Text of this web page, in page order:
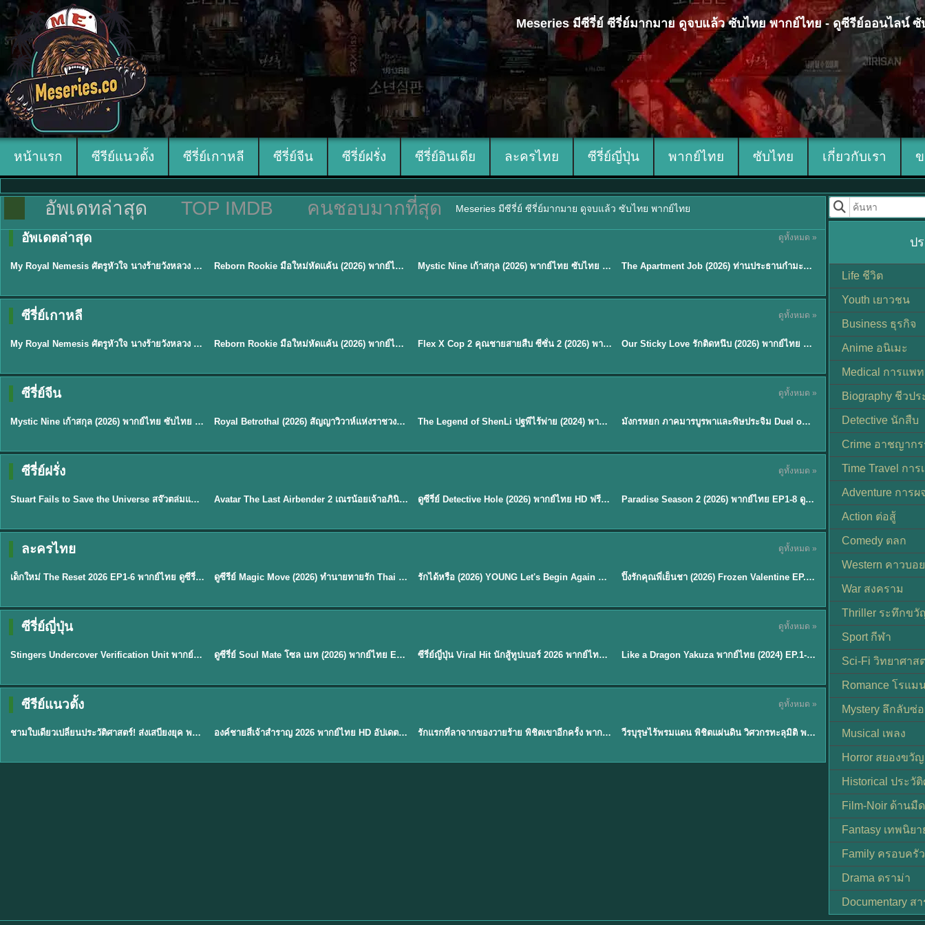
Meseries มีซีรี่ย์ ซีรี่ย์มากมาย ดูจบแล้ว ซับไทย พากย์ไทย - ดูซีรีย์ออนไลน์
หน้าแรก ซีรีย์แนวตั้ง ซีรี่ย์เกาหลี ซีรี่ย์จีน ซีรี่ย์ฝรั่ง ซีรี่ย์อินเดีย ละครไทย ซีรี่ย์ญี่ปุ่น พากย์ไทย ซับไทย เกี่ยวกับเรา
อัพเดทล่าสุด TOP IMDB คนชอบมากที่สุด Meseries มีซีรี่ย์ ซีรี่ย์มากมาย ดูจบแล้ว ซับไทย พากย์ไทย
อัพเดตล่าสุด ดูทั้งหมด »
★ 8.9
ซับไทย
My Royal Nemesis ศัตรูหัวใจ นางร้ายวังหลวง (2026) พากย์ไทย ซับไทย EP.1-14 ★8.1 Reborn Rookie มือใหม่หัดแค้น (2026) พากย์ไทย ซับไทย EP.1-12 ★9 Mystic Nine เก้าสกุล (2026) พากย์ไทย ซับไทย EP.1-30 ★5.3 The Apartment Job (2026) ท่านประธานกำมะลอ พากย์ไทย ซับไทย EP1-12
ซีรี่ย์เกาหลี ดูทั้งหมด »
★ 8.9
ซับไทย
My Royal Nemesis ศัตรูหัวใจ นางร้ายวังหลวง (2026) พากย์ไทย ซับไทย EP.1-14 ★8.1 Reborn Rookie มือใหม่หัดแค้น (2026) พากย์ไทย ซับไทย EP.1-12 ★8 Flex X Cop 2 คุณชายสายสืบ ซีซั่น 2 (2026) พากย์ไทย ซับไทย EP.1-14 ★6 Our Sticky Love รักติดหนึบ (2026) พากย์ไทย ซับไทย EP.1-12
ซีรี่ย์จีน ดูทั้งหมด »
★9
พากย์ไทย/ซับไทย
Mystic Nine เก้าสกุล (2026) พากย์ไทย ซับไทย EP.1-30 ★9 Royal Betrothal (2026) สัญญาวิวาห์แห่งราชวงศ์ พากย์ไทย ซับไทย EP1-32 ★8.5 The Legend of ShenLi ปฐพีไร้พ่าย (2024) พากย์ไทย ซับไทย EP.1-39 ★8 มังกรหยก ภาคมารบูรพาและพิษประจิม Duel on Mount Hua พากย์ไทย
ซีรี่ย์ฝรั่ง ดูทั้งหมด »
★9.3
พากย์ไทย
Stuart Fails to Save the Universe สจ๊วตล่มแผนกู้จักรวาล (2026) พากย์ไทย ซับไทย EP.1-10 ★7.8 EP.7Avatar The Last Airbender 2 เณรน้อยเจ้าอภินิหาร พากย์ไทย EP.9ดูซีรี่ย์ Detective Hole (2026) พากย์ไทย HD ฟรี อัปเดตล่าสุด Netflix EP.8Paradise Season 2 (2026) พากย์ไทย EP1-8 ดูซีรี่ย์ฝรั่ง HD ครบทุกตอน
ละครไทย ดูทั้งหมด »
★ 8 EP.6
พากย์ไทย
เด็กใหม่ The Reset 2026 EP1-6 พากย์ไทย ดูซีรี่ย์ Netflix ล่าสุด HD ดูซีรีย์ Magic Move (2026) ทำนายทายรัก Thai EP.1-10 HD รักได้หรือ (2026) YOUNG Let's Begin Again พากย์ไทย EP.1-19 ★8 ปิ๊งรักคุณพี่เย็นชา (2026) Frozen Valentine EP.1-10 (จบ)
ซีรี่ย์ญี่ปุ่น ดูทั้งหมด »
EP.11
พากย์ไทย
Stingers Undercover Verification Unit พากย์ไทย EP1-11 HD ฟรี ★8 EP.8ดูซีรี่ย์ Soul Mate โซล เมท (2026) พากย์ไทย EP.1-8 (จบ) ★7.9 EP.6ซีรี่ย์ญี่ปุ่น Viral Hit นักสู้ทูปเบอร์ 2026 พากย์ไทย EP.1-6 ★7 EP.6Like a Dragon Yakuza พากย์ไทย (2024) EP.1-6 (จบ)
ซีรีย์แนวตั้ง ดูทั้งหมด »
EP.1
พากย์ไทย
ชามใบเดียวเปลี่ยนประวัติศาสตร์! ส่งเสบียงยุค พากย์ไทย EP.1องค์ชายสี่เจ้าสำราญ 2026 พากย์ไทย HD อัปเดตล่าสุด ดูออนไลน์ EP.1รักแรกที่ลาจากของวายร้าย พิชิตเขาอีกครั้ง พากย์ไทย EP.1วีรบุรุษไร้พรมแดน พิชิตแผ่นดิน วิศวกรทะลุมิติ พลิกแผ่นดิน
ป
Life ชีวิต
Youth เยาวชน
Business ธุรกิจ
Anime อนิเมะ
Medical การแพ
Biography ชีวปร
Detective นักสืบ
Crime อาชญาก
Time Travel กา
Adventure การ
Action ต่อสู้
Comedy ตลก
Western คาวบอ
War สงคราม
Thriller ระทึกขวั
Sport กีฬา
Sci-Fi วิทยาศาส
Romance โรแม
Mystery ลึกลับซ่
Musical เพลง
Horror สยองขวัญ
Historical ประวั
Film-Noir ด้านมื
Fantasy เทพนิยา
Family ครอบครัว
Drama ดราม่า
Documentary ส